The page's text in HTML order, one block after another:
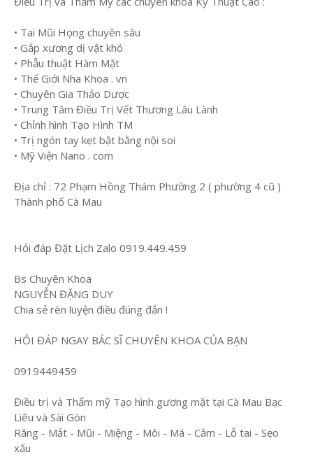
• Tai Mũi Họng chuyên sâu
• Gắp xương dị vật khó
• Phẫu thuật Hàm Mặt
• Thế Giới Nha Khoa . vn
• Chuyên Gia Thảo Dược
• Trung Tâm Điều Trị Vết Thương Lâu Lành
• Chỉnh hình Tạo Hình TM
• Trị ngón tay kẹt bật bằng nội soi
• Mỹ Viện Nano . com
Địa chỉ : 72 Phạm Hồng Thám Phường 2 ( phường 4 cũ )
Thành phố Cà Mau
Hỏi đáp Đặt Lịch Zalo 0919.449.459
Bs Chuyên Khoa
NGUYỄN ĐẶNG DUY
Chia sẻ rèn luyện điều đúng đắn !
HỎI ĐÁP NGAY BÁC SĨ CHUYÊN KHOA CỦA BẠN
0919449459
Điều trị và Thẩm mỹ Tạo hình gương mặt tại Cà Mau Bạc
Liêu và Sài Gòn
Răng - Mắt - Mũi - Miệng - Môi - Má - Cằm - Lỗ tai - Sẹo
xấu